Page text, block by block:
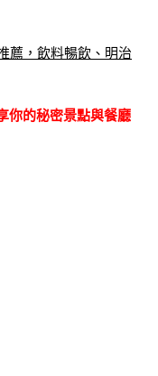
薦，飲料暢飲、明治
你的秘密景點與餐廳